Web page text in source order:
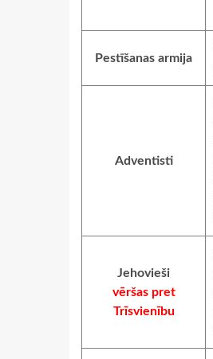
Pestīšanas armija
Adventisti
Jehovieši
vēršas pret
Trīsvienību